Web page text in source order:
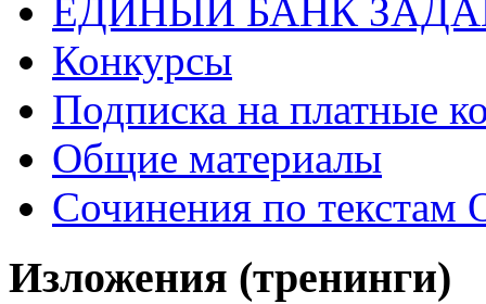
ЕДИНЫЙ БАНК
Конкурсы
Подписка на платные
Общие материалы
Сочинения по текстам
Изложения (тренинги)